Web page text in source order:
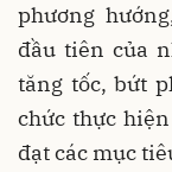
phương
đầu tiên của
tăng tốc, bứt
chức thực
đạt các mục